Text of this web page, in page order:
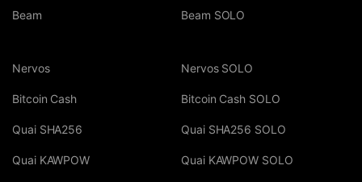
Beam Beam SOLO
Nervos
Bitcoin Cash
Quai SHA256
Quai KAWPOW
Nervos SOLO
Bitcoin Cash SOLO
Quai SHA256 SOLO
Quai KAWPOW SOLO